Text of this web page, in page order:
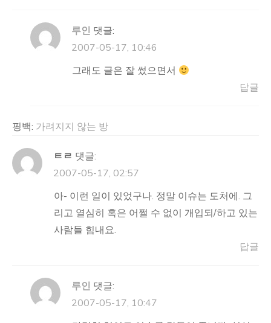
루인 댓글:
2007-05-17, 10:46
그래도 글은 잘 썼으면서
답글
핑백: 가려지지 않는 방
ㅌㄹ 댓글:
2007-05-17, 02:57
아- 이런 일이 있었구나. 정말 이슈는 도처에. 그
리고 열심히 혹은 어쩔 수 없이 개입되/하고 있는
사람들 힘내요.
답글
루인 댓글:
2007-05-17, 10:47